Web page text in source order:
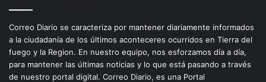
Correo Diario se caracteriza por mantener diariamente informados
a la ciudadanía de los últimos aconteceres ocurridos en Tierra del
fuego y la Region. En nuestro equipo, nos esforzamos día a día,
para mantener las últimas noticias y lo que está pasando a través
de nuestro portal digital. Correo Diario, es una Portal